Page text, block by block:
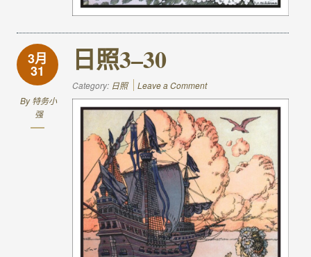
3月
31
By特务小
强
日照3–30
Category: 日照 Leave a Comment